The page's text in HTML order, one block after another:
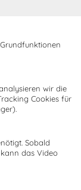
wir die
Cookies für
Sobald
das Video